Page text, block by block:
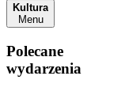
Kultura
Menu
Polecane
wydarzenia